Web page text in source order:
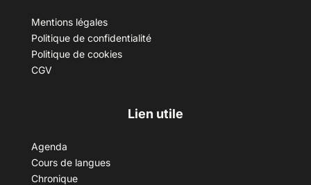
Mentions légales
Politique de confidentialité
Politique de cookies
CGV
Lien utile
Agenda
Cours de langues
Chronique